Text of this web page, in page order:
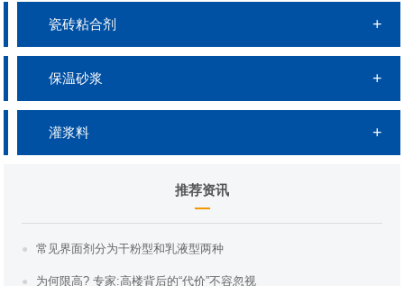
瓷砖粘合剂
保温砂浆
灌浆料
推荐资讯
常见界面剂分为干粉型和乳液型两种
为何限高? 专家:高楼背后的“代价”不容忽视